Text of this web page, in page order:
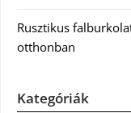
Rusztikus
otthonban
Kategóriák